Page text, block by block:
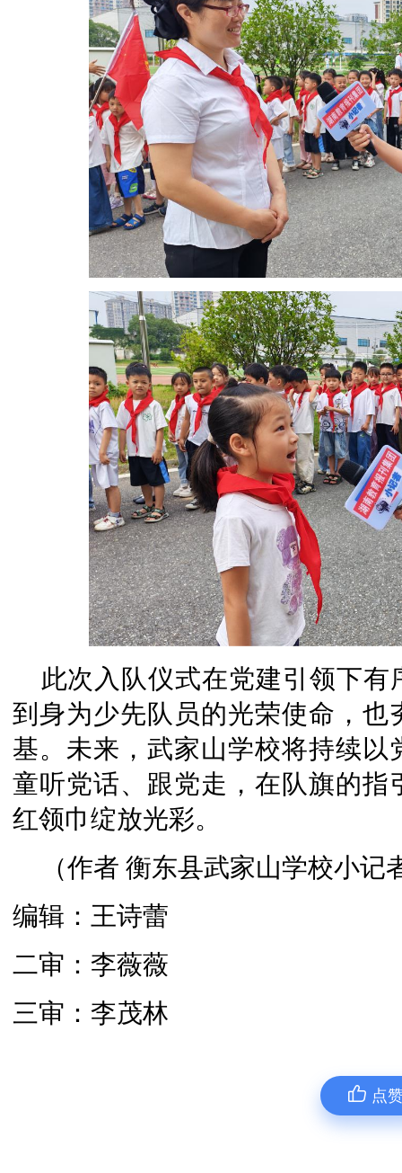
此次入队仪式在党建引领下
到身为少先队员的光荣使命，
基。未来，武家山学校将持续
童听党话、跟党走，在队旗的
红领巾绽放光彩。
（作者 衡东县武家山学校小
编辑：王诗蕾
二审：李薇薇
三审：李茂林
点